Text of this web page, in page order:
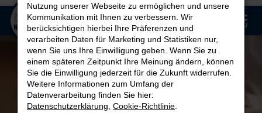
Zum
Hauptinhalt
springen
MENÜ
Nutzung unserer Webseite zu ermöglichen und unsere
Kommunikation mit Ihnen zu verbessern. Wir
berücksichtigen hierbei Ihre Präferenzen und
verarbeiten Daten für Marketing und Statistiken nur,
wenn Sie uns Ihre Einwilligung geben. Wenn Sie zu
einem späteren Zeitpunkt Ihre Meinung ändern, können
Sie die Einwilligung jederzeit für die Zukunft widerrufen.
Weitere Informationen zum Umfang der
Datenverarbeitung finden Sie hier:
Datenschutzerklärung Cookie-Richtlinie